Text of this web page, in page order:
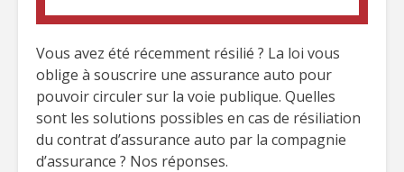
Vous avez été récemment résilié ? La loi vous
oblige à souscrire une assurance auto pour
pouvoir circuler sur la voie publique. Quelles
sont les solutions possibles en cas de résiliation
du contrat d’assurance auto par la compagnie
d’assurance ? Nos réponses.